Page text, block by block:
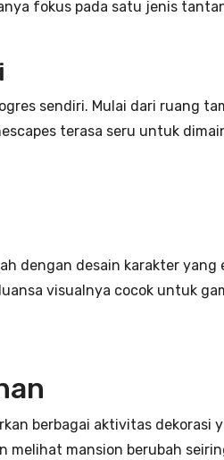
fokus pada satu jenis
sendiri. Mulai dari ruang
terasa seru untuk
dengan desain karakter
visualnya cocok untuk
berbagai aktivitas dekorasi
mansion berubah